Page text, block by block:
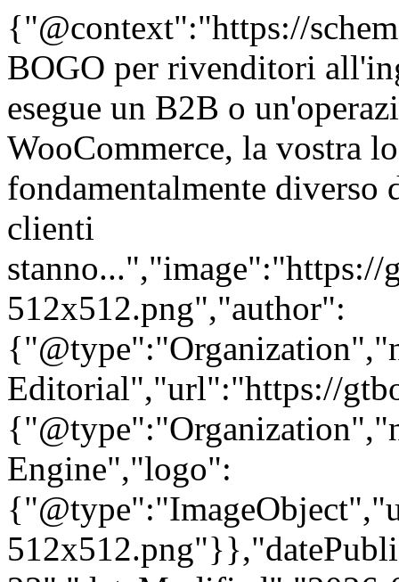
{"@context":"https://
BOGO per rivenditori
esegue un B2B o
WooCommerce, la vostra
fondamentalmente diverso
clienti
stanno...","image":"https://
512x512.png","author":
Editorial","url":"https://
Engine","logo":